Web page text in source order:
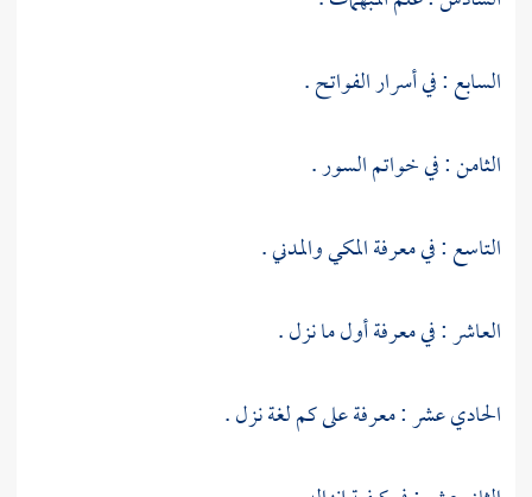
السابع : في أسرار الفواتح .
الثامن : في خواتم السور .
التاسع : في معرفة المكي والمدني .
العاشر : في معرفة أول ما نزل .
الحادي عشر : معرفة على كم لغة نزل .